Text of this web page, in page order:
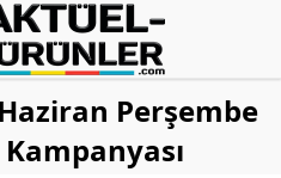
Perşembe